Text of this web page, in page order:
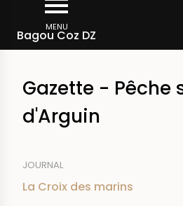
contenu
MENU
Bagou Coz DZ
d'Ariane
Rechercher dans la presse
Gazette - Pêche
d'Arguin
JOURNAL
La Croix des marins